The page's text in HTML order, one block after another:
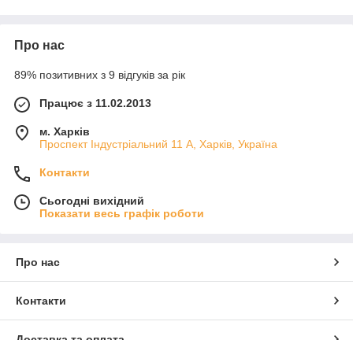
Про нас
89% позитивних з 9 відгуків за рік
Працює з 11.02.2013
м. Харків
Проспект Індустріальний 11 А, Харків, Україна
Контакти
Сьогодні вихідний
Показати весь графік роботи
Про нас
Контакти